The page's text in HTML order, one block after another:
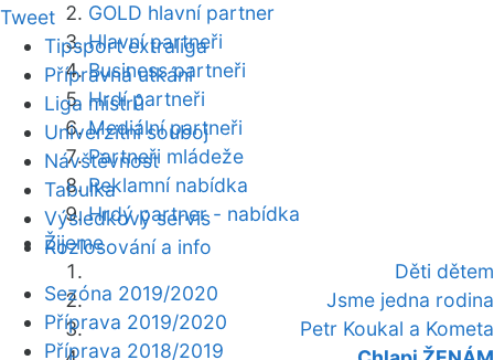
GOLD hlavní partner
Hlavní partneři
Business partneři
Hrdí partneři
Mediální partneři
Partneři mládeže
Reklamní nabídka
Hrdý partner - nabídka
Žijeme
Děti dětem
Jsme jedna rodina
Petr Koukal a Kometa
Tweet
Tipsport extraliga
Přípravná utkání
Liga mistrů
Univerzitní souboj
Návštěvnost
Tabulka
Výsledkový servis
Rozlosování a info
Sezóna 2019/2020
Příprava 2019/2020
Příprava 2018/2019